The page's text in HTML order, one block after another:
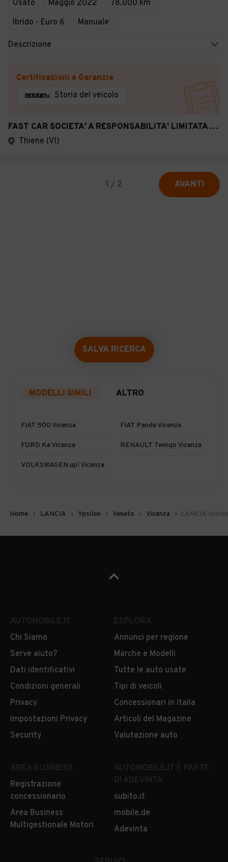
Usato Maggio 2022
78.000 km
Ibrido - Euro 6
Manuale
Descrizione
Certificazioni e Garanzie
Storia del veicolo
FAST CAR SOCIETA' A RESPONSABILITA' LIMITATA SEMPLIFICATA
Thiene (VI)
1 / 2 AVANTI
SALVA RICERCA
MODELLI SIMILI ALTRO
FIAT 500 Vicenza FIAT Panda Vicenza
FORD Ka Vicenza RENAULT Twingo Vicenza
VOLKSWAGEN up! Vicenza
Home LANCIA Ypsilon Veneto Vicenza LANCIA
Chi Siamo
Serve aiuto?
Dati identificativi
Condizioni generali
Privacy
Impostazioni Privacy
Security
Annunci per regione
Marche e Modelli
Tutte le auto usate
Tipi di veicoli
Concessionari in Italia
Articoli del Magazine
Valutazione auto
Registrazione
concessionario
Area Business
Multigestionale Motori
subito.it
mobile.de
Adevinta